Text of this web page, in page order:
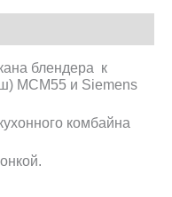
блендера к
MCM55 и Siemens
комбайна